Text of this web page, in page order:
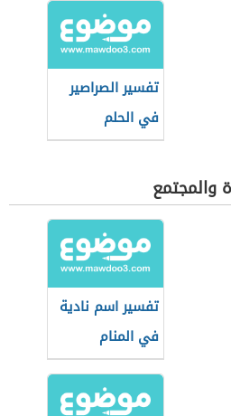
تفسير الصراصير
في الحلم
والمجتمع
تفسير اسم نادية
في المنام